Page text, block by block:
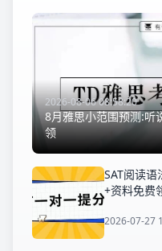
2026-08-06 08:58:20
8月雅思小范围预测:听
领
SAT阅读
+资料免费
2026-07-27